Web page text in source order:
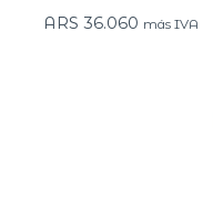
ARS 36.060 más IVA